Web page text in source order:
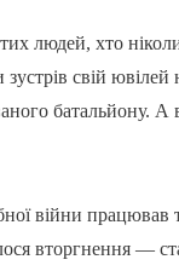
людей, хто
свій
батальйону.
війни
вторгнення —